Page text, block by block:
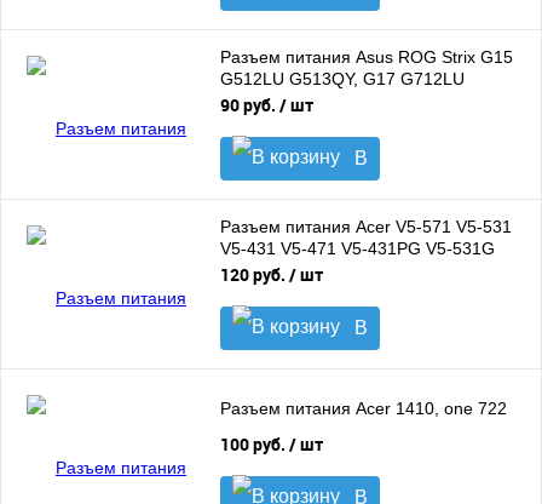
корзину
Разъем питания Asus ROG Strix G15
G512LU G513QY, G17 G712LU
G713IC, GL504GV
90 руб. / шт
В
корзину
Разъем питания Acer V5-571 V5-531
V5-431 V5-471 V5-431PG V5-531G
P658-MG
120 руб. / шт
В
корзину
Разъем питания Acer 1410, one 722
100 руб. / шт
В